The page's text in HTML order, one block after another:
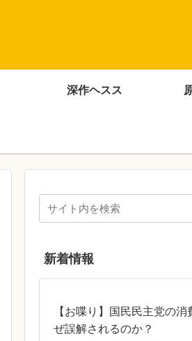
深作ヘスス
新着情報
【お喋り】国民民主党の消
ぜ誤解されるのか？